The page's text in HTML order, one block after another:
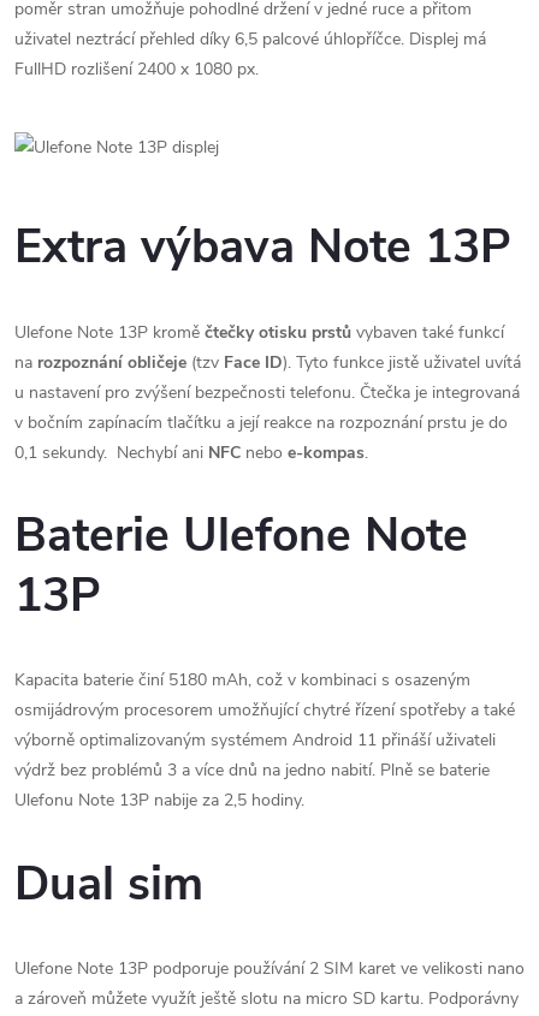
poměr stran umožňuje pohodlné držení v jedné ruce a přitom
uživatel neztrácí přehled díky 6,5 palcové úhlopříčce. Displej má
FullHD rozlišení 2400 x 1080 px.
Extra výbava Note 13P
Ulefone Note 13P kromě čtečky otisku prstů vybaven také funkcí
na rozpoznání obličeje (tzv Face ID). Tyto funkce jistě uživatel uvítá
u nastavení pro zvýšení bezpečnosti telefonu. Čtečka je integrovaná
v bočním zapínacím tlačítku a její reakce na rozpoznání prstu je do
0,1 sekundy. Nechybí ani NFC nebo e-kompas.
Baterie Ulefone Note
13P
Kapacita baterie činí 5180 mAh, což v kombinaci s osazeným
osmijádrovým procesorem umožňující chytré řízení spotřeby a také
výborně optimalizovaným systémem Android 11 přináší uživateli
výdrž bez problémů 3 a více dnů na jedno nabití. Plně se baterie
Ulefonu Note 13P nabije za 2,5 hodiny.
Dual sim
Ulefone Note 13P podporuje používání 2 SIM karet ve velikosti nano
a zároveň můžete využít ještě slotu na micro SD kartu. Podporávny